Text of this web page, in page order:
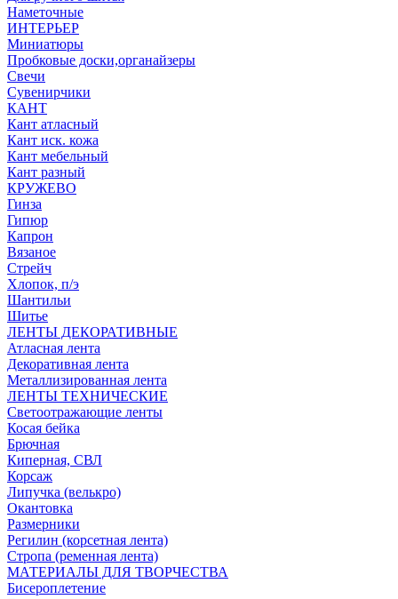
Наметочные
ИНТЕРЬЕР
Миниатюры
Пробковые доски,органайзеры
Свечи
Сувенирчики
КАНТ
Кант атласный
Кант иск. кожа
Кант мебельный
Кант разный
КРУЖЕВО
Гинза
Гипюр
Капрон
Вязаное
Стрейч
Хлопок, п/э
Шантильи
Шитье
ЛЕНТЫ ДЕКОРАТИВНЫЕ
Атласная лента
Декоративная лента
Металлизированная лента
ЛЕНТЫ ТЕХНИЧЕСКИЕ
Светоотражающие ленты
Косая бейка
Брючная
Киперная, СВЛ
Корсаж
Липучка (велькро)
Окантовка
Размерники
Регилин (корсетная лента)
Стропа (ременная лента)
МАТЕРИАЛЫ ДЛЯ ТВОРЧЕСТВА
Бисероплетение